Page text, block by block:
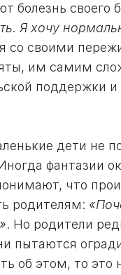
болезнь своего
Я хочу
со своими
им самим
поддержки и
дети не
фантазии
что
родителям:
. Но родители
пытаются
об этом, то это